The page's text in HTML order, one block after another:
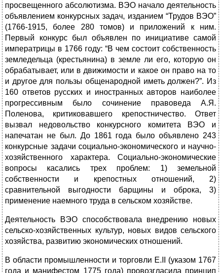
просвещенного абсолютизма. ВЭО начало деятельность
объявлением конкурсных задач, изданием “Трудов ВЭО”
(1766-1915, более 280 томов) и приложений к ним.
Первый конкурс был объявлен по инициативе самой
императрицы в 1766 году: “В чем состоит собственность
земледельца (крестьянина) в земле ли его, которую он
обрабатывает, или в движимости и какое он право на то
и другое для пользы общенародной иметь должен?”. Из
160 ответов русских и иностранных авторов наиболее
прогрессивным было сочинение правоведа А.Я.
Поленова, критиковавшего крепостничество. Ответ
вызвал недовольство конкурсного комитета ВЭО и
напечатан не был. До 1861 года было объявлено 243
конкурсные задачи социально-экономического и научно-
хозяйственного характера. Социально-экономические
вопросы касались трех проблем: 1) земельной
собственности и крепостных отношений, 2)
сравнительной выгодности барщины и оброка, 3)
применение наемного труда в сельском хозяйстве.
Деятельность ВЭО способствовала внедрению новых
сельско-хозяйственных культур, новых видов сельского
хозяйства, развитию экономических отношений.
В области промышленности и торговли Е.II (указом 1767
года и манифестом 1775 года) провозгласила принцип